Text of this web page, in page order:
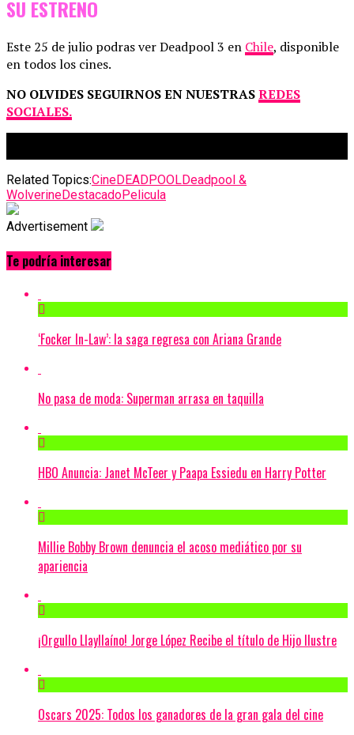
SU ESTRENO
Este 25 de julio podras ver Deadpool 3 en Chile, disponible
en todos los cines.
NO OLVIDES SEGUIRNOS EN NUESTRASREDES
SOCIALES.
Related Topics:CineDEADPOOLDeadpool &
WolverineDestacadoPelicula
Advertisement
Te podría interesar
‘Focker In-Law’: la saga regresa con Ariana Grande
No pasa de moda: Superman arrasa en taquilla
HBO Anuncia: Janet McTeer y Paapa Essiedu en Harry Potter
Millie Bobby Brown denuncia el acoso mediático por su
apariencia
¡Orgullo Llayllaíno! Jorge López Recibe el título de Hijo Ilustre
Oscars 2025: Todos los ganadores de la gran gala del cine